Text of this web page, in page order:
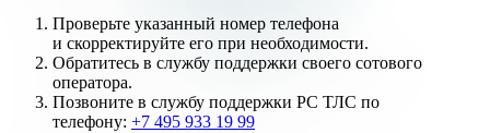
Проверьте указанный номер телефона
и скорректируйте его при необходимости.
Обратитесь в службу поддержки своего сотового
оператора.
Позвоните в службу поддержки РС ТЛС по
телефону: +7 495 933 19 99